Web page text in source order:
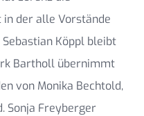
der alle Vorstände
Köppl bleibt
Bartholl übernimmt
von Monika Bechtold,
Sonja Freyberger